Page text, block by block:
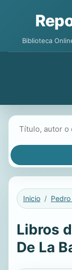
Biblioteca
Inicio
Libros
De La